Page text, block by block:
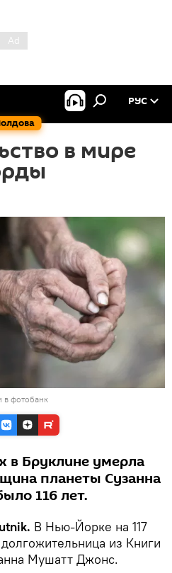
РУС
в мире
в фотобанк
в Бруклине умерла
планеты Сузанна
116 лет.
В Нью-Йорке на 117
из Книги
Мушатт Джонс.